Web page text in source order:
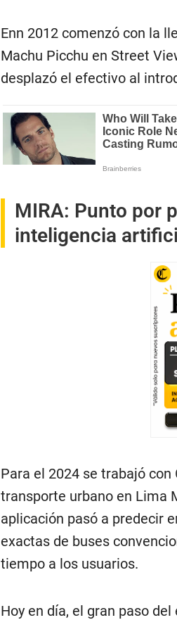
Enn 2012 comenzó con la
Machu Picchu en Street
desplazó el efectivo al
MIRA: Punto por
inteligencia
Para el 2024 se trabajó
transporte urbano en Lima
aplicación pasó a predecir
exactas de buses
tiempo a los usuarios.
Hoy en día, el gran paso